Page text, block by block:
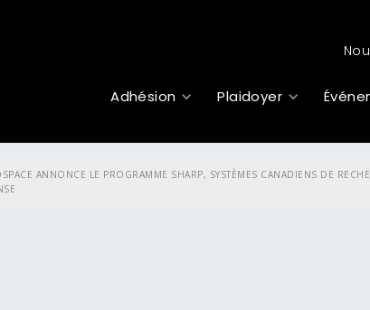
Adhésion Plaidoyer
ANNONCE LE PROGRAMME SHARP, SYSTÈMES CANADIENS DE